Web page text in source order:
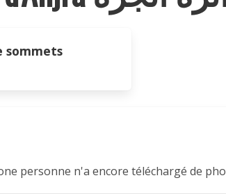
sommets
personne n'a encore téléchargé de